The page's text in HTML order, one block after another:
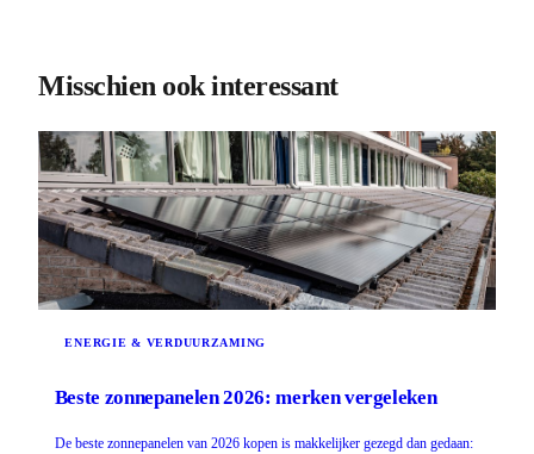
Misschien ook interessant
ENERGIE & VERDUURZAMING
Beste zonnepanelen 2026: merken vergeleken
De beste zonnepanelen van 2026 kopen is makkelijker gezegd dan gedaan: